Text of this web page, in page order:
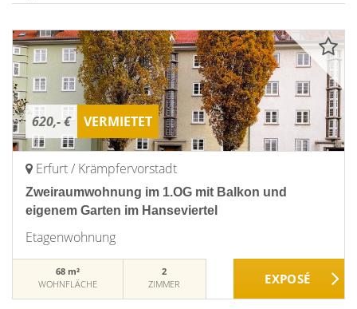
620,- € VERMIETET
Erfurt / Krämpfervorstadt
Zweiraumwohnung im 1.OG mit Balkon und
eigenem Garten im Hanseviertel
Etagenwohnung
68 m²
WOHNFLÄCHE
2
ZIMMER